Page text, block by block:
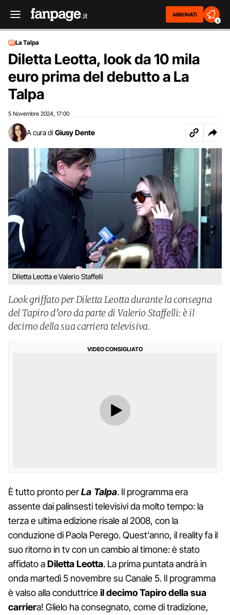
ABBONATI
2
La Talpa
Diletta Leotta, look da 10 mila
euro prima del debutto a La
Talpa
5 Novembre 2024 17:00
A cura di Giusy Dente
Diletta Leotta e Valerio Staffelli
Look griffato per Diletta Leotta durante la consegna
del Tapiro d’oro da parte di Valerio Staffelli: è il
decimo della sua carriera televisiva.
VIDEO CONSIGLIATO
È tutto pronto perLa Talpa. Il programma era
assente dai palinsesti televisivi da molto tempo: la
terza e ultima edizione risale al 2008, con la
conduzione di Paola Perego. Quest'anno, il reality fa il
suo ritorno in tv con un cambio al timone: è stato
affidato aDiletta Leotta. La prima puntata andrà in
onda martedì 5 novembre su Canale 5. Il programma
è valso alla conduttriceil decimo Tapiro della sua
carriera! Glielo ha consegnato, come di tradizione,